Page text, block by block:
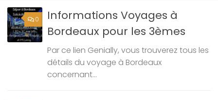
0
Informations Voyages à
Bordeaux pour les 3èmes
Par ce lien Genially, vous trouverez tous les
détails du voyage à Bordeaux
concernant...